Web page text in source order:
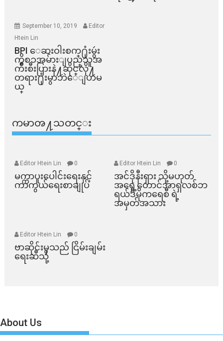
September 10, 2019
Editor
Htein Lin
BPI ​ေဆးဝါးစက္​႐ုံးမွဴး
ကိစၥအမ်ားျပည္​သူအ
က်ိဳးစီးပြားနဲ႔ဆိုင္​လို႔
တရား႐ုံးမွာဘဲေျပာမ
ယ္​
ကမာၻ႔သတင္း
Editor Htein Lin 0
မက္ကာပူးပေါင်းရေးနှင့်
ကာကွယ်ရေးစာချုပ်
Editor Htein Lin 0
အင်ဒိုနီးရှား သို့မဟုတ်
အရှေ့တောင်အာရှလစ်ဘ
ရယ်ဒီမိုကရေစီ ရဲ့
အမှတ်အသား
Editor Htein Lin 0
ဗာဆိုင်းမှသည် ငြိမ်းချမ်း
ရေးဆီသို့
About Us